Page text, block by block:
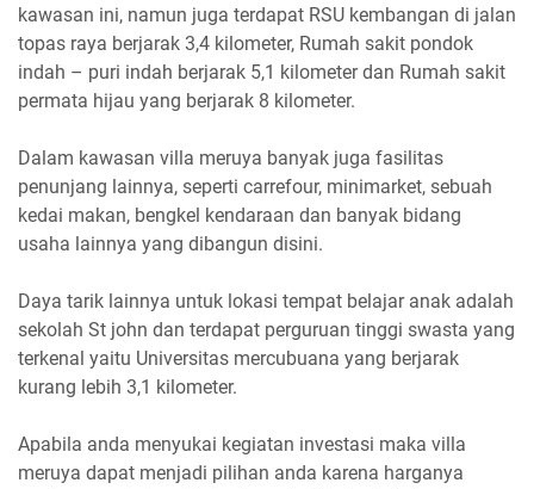
kawasan ini, namun juga terdapat RSU kembangan di jalan
topas raya berjarak 3,4 kilometer, Rumah sakit pondok
indah – puri indah berjarak 5,1 kilometer dan Rumah sakit
permata hijau yang berjarak 8 kilometer.
Dalam kawasan villa meruya banyak juga fasilitas
penunjang lainnya, seperti carrefour, minimarket, sebuah
kedai makan, bengkel kendaraan dan banyak bidang
usaha lainnya yang dibangun disini.
Daya tarik lainnya untuk lokasi tempat belajar anak adalah
sekolah St john dan terdapat perguruan tinggi swasta yang
terkenal yaitu Universitas mercubuana yang berjarak
kurang lebih 3,1 kilometer.
Apabila anda menyukai kegiatan investasi maka villa
meruya dapat menjadi pilihan anda karena harganya